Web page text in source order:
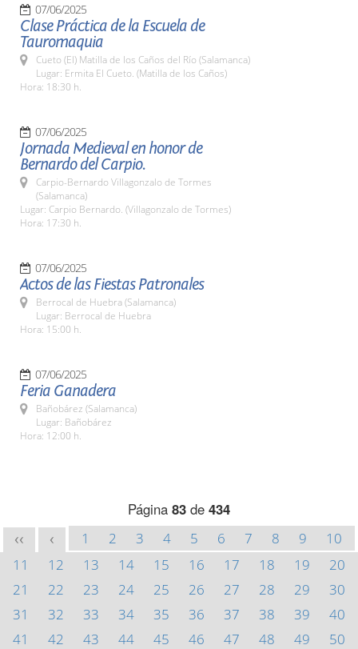
07/06/2025
Clase Práctica de la Escuela de
Tauromaquia
Cueto (El) Matilla de los Caños del Río (Salamanca)
Lugar: Ermita El Cueto. (Matilla de los Caños)
Hora: 18:30 h.
07/06/2025
Jornada Medieval en honor de
Bernardo del Carpio.
Carpio-Bernardo Villagonzalo de Tormes
(Salamanca)
Lugar: Carpio Bernardo. (Villagonzalo de Tormes)
Hora: 17:30 h.
07/06/2025
Actos de las Fiestas Patronales
Berrocal de Huebra (Salamanca)
Lugar: Berrocal de Huebra
Hora: 15:00 h.
07/06/2025
Feria Ganadera
Bañobárez (Salamanca)
Lugar: Bañobárez
Hora: 12:00 h.
Página 83 de 434
<< < 1 2 3 4 5 6 7 8 9
10
11
12 13 14 15 16 17 18 19
20
21
22 23 24 25 26 27 28 29
30
31
32 33 34 35 36 37 38 39
40
41
42 43 44 45 46 47 48 49
50